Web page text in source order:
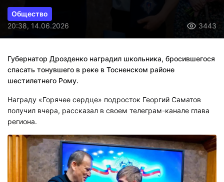
Общество
20:38, 14.06.2026
3443
Губернатор Дрозденко наградил школьника, бросившегося
спасать тонувшего в реке в Тосненском районе
шестилетнего Рому.
Награду «Горячее сердце» подросток Георгий Саматов
получил вчера, рассказал в своем телеграм-канале глава
региона.